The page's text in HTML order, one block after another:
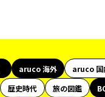
aruco 海外 aruco 国
歴史時代 旅の図鑑